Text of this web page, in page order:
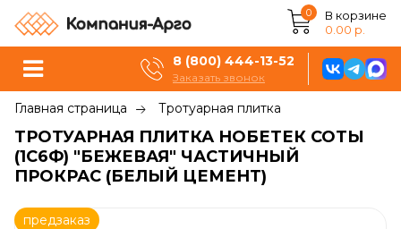
0
В корзине
0.00 р.
8 (800) 444-13-52
Заказать звонок
Главная страница Тротуарная плитка
ТРОТУАРНАЯ ПЛИТКА НОБЕТЕК СОТЫ
(1С6Ф) "БЕЖЕВАЯ" ЧАСТИЧНЫЙ
ПРОКРАС (БЕЛЫЙ ЦЕМЕНТ)
предзаказ